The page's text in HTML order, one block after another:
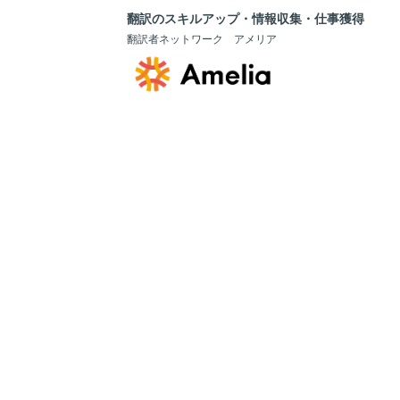
翻訳のスキルアップ・情報収集・仕事獲得
翻訳者ネットワーク アメリア